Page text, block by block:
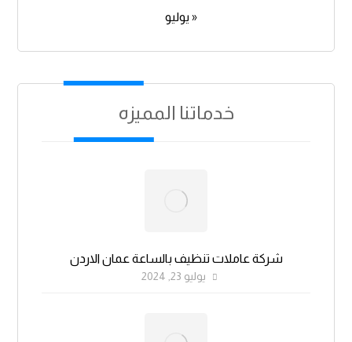
« يوليو
خدماتنا المميزه
شركة عاملات تنظيف بالساعة عمان الاردن
يوليو 23, 2024